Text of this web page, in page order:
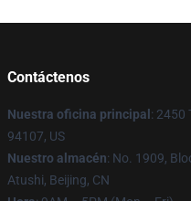
Contáctenos
Nuestra oficina principal : 2450
94107, US
Nuestro almacén: No. 1909,
Atushi, Beijing, CN